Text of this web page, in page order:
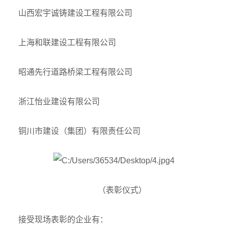
山西宏宇诚铸建设工程有限公司
上海和联建设工程有限公司
昭通先行道路桥梁工程有限公司
浙江怡业建设有限公司
铜川市建设（集团）有限责任公司
（表彰仪式）
接受现场表彰的企业有：